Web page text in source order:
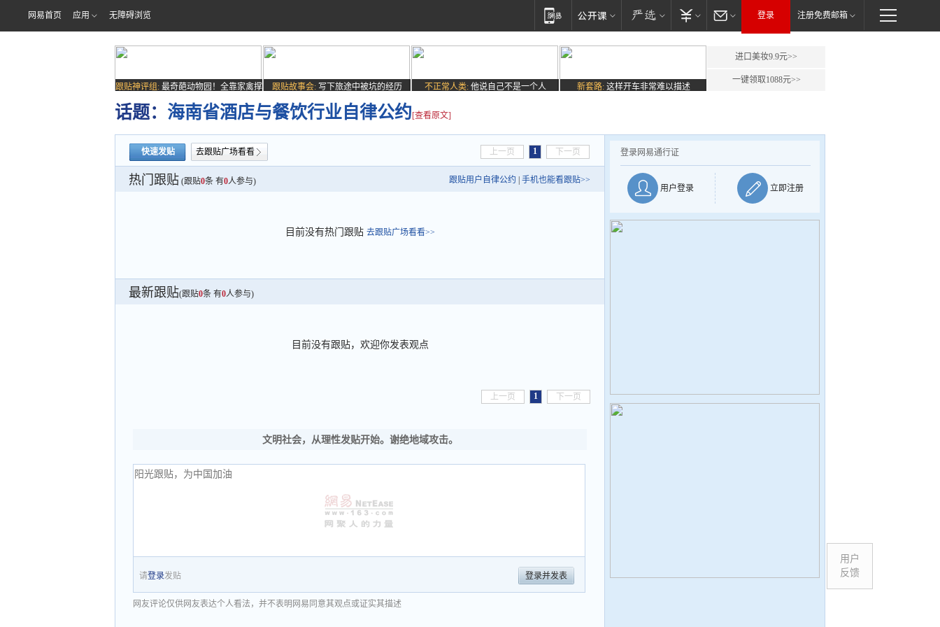
网易首页 应用 无障碍浏览 登录 注册免费邮箱
跟贴神评组: 最奇葩动物园！全靠家禽撑
场子
跟贴故事会: 写下旅途中被坑的经历 不正常人类: 他说自己不是一个人 新套路: 这样开车非常难以描述
进口美妆9.9元>>
一键领取1088元>>
话题： 海南省酒店与餐饮行业自律公约[查看原文]
快速发贴 去跟贴广场看看 上一页 1 下一页
热门跟贴 (跟贴0条 有0人参与) 跟贴用户自律公约 手机也能看跟贴>>
目前没有热门跟贴 去跟贴广场看看>>
最新跟贴(跟贴0条 有0人参与)
目前没有跟贴，欢迎你发表观点
上一页 1 下一页
文明社会，从理性发贴开始。谢绝地域攻击。
请登录发贴 登录并发表
网友评论仅供网友表达个人看法，并不表明网易同意其观点或证实其描述
登录网易通行证
用户登录 立即注册
用户
反馈